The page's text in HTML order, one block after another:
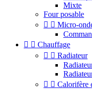
Mixte
Four posable
  Micro-
  Chauffage
  Radiateur
  Calorifère